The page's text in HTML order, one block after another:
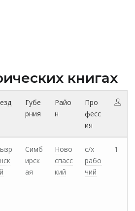
книгах
Губе
рния
Райо
н
Про
фесс
ия
Симб
ирск
ая
Ново
спасс
кий
с/х
рабо
чий
1